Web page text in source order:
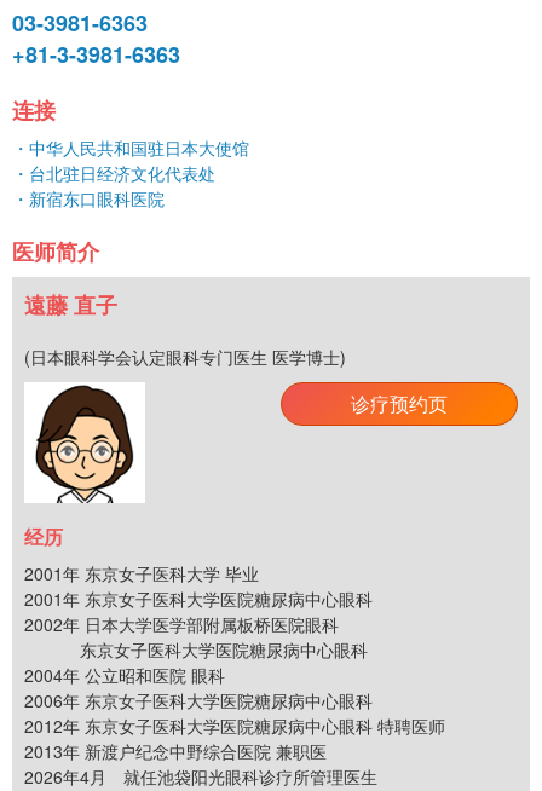
03-3981-6363
+81-3-3981-6363
连接
・中华人民共和国驻日本大使馆
・台北驻日经济文化代表处
・新宿东口眼科医院
医师简介
遠藤 直子
(日本眼科学会认定眼科专门医生 医学博士)
诊疗预约页
经历
2001年 东京女子医科大学 毕业
2001年 东京女子医科大学医院糖尿病中心眼科
2002年 日本大学医学部附属板桥医院眼科
东京女子医科大学医院糖尿病中心眼科
2004年 公立昭和医院 眼科
2006年 东京女子医科大学医院糖尿病中心眼科
2012年 东京女子医科大学医院糖尿病中心眼科 特聘医师
2013年 新渡户纪念中野综合医院 兼职医
2026年4月 就任池袋阳光眼科诊疗所管理医生